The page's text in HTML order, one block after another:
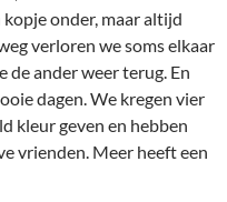
onder, maar altijd
verloren we soms elkaar
de ander weer terug. En
dagen. We kregen vier
kleur geven en hebben
vrienden. Meer heeft een